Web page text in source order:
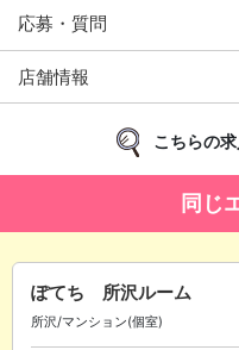
応募・質問
店舗情報
こちらの
同じ
ぽてち 所沢ルーム
所沢/マンション(個室)